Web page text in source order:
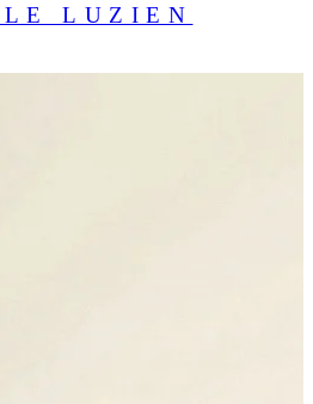
LUZIEN